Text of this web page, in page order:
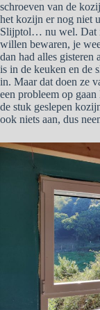
schroeven van de
het kozijn er nog niet
Slijptol… nu wel. Dat
willen bewaren, je
dan had alles gisteren
is in de keuken en de
in. Maar dat doen ze
een probleem op
de stuk geslepen
ook niets aan, dus